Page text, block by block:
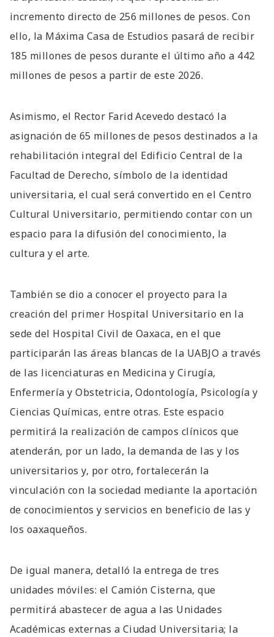
incremento directo de 256 millones de pesos. Con
ello, la Máxima Casa de Estudios pasará de recibir
185 millones de pesos durante el último año a 442
millones de pesos a partir de este 2026.
Asimismo, el Rector Farid Acevedo destacó la
asignación de 65 millones de pesos destinados a la
rehabilitación integral del Edificio Central de la
Facultad de Derecho, símbolo de la identidad
universitaria, el cual será convertido en el Centro
Cultural Universitario, permitiendo contar con un
espacio para la difusión del conocimiento, la
cultura y el arte.
También se dio a conocer el proyecto para la
creación del primer Hospital Universitario en la
sede del Hospital Civil de Oaxaca, en el que
participarán las áreas blancas de la UABJO a través
de las licenciaturas en Medicina y Cirugía,
Enfermería y Obstetricia, Odontología, Psicología y
Ciencias Químicas, entre otras. Este espacio
permitirá la realización de campos clínicos que
atenderán, por un lado, la demanda de las y los
universitarios y, por otro, fortalecerán la
vinculación con la sociedad mediante la aportación
de conocimientos y servicios en beneficio de las y
los oaxaqueños.
De igual manera, detalló la entrega de tres
unidades móviles: el Camión Cisterna, que
permitirá abastecer de agua a las Unidades
Académicas externas a Ciudad Universitaria; la